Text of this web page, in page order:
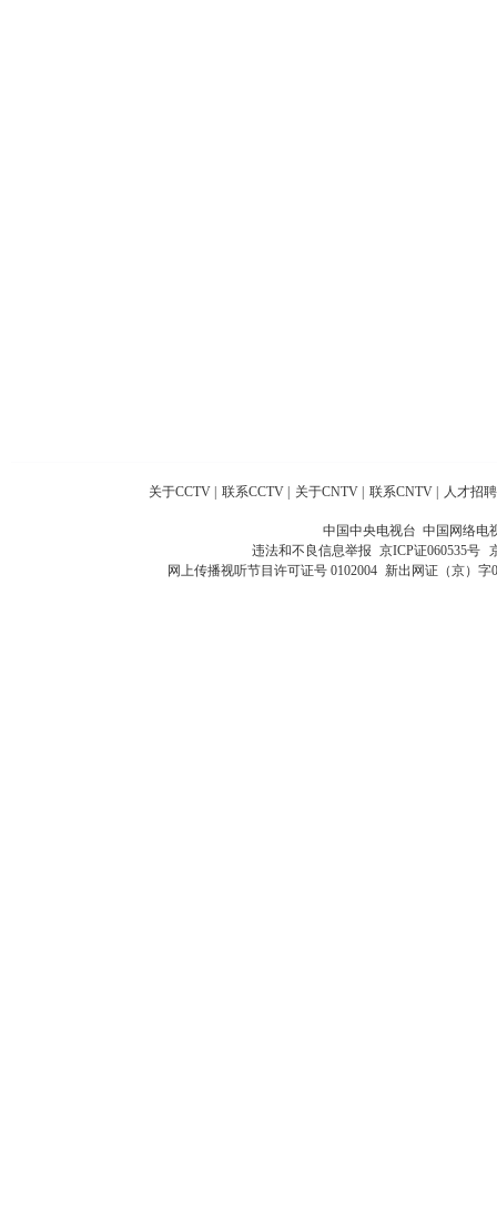
关于CCTV 联系CCTV 关于CNTV 联系CNTV 人才招聘
中国中央电视台 中国网络电
违法和不良信息举报 京ICP证060535号
网上传播视听节目许可证号 0102004 新出网证（京）